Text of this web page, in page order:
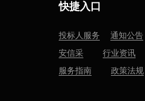
快捷入口
投标人服务
通知公告
安信采
行业资讯
服务指南
政策法规